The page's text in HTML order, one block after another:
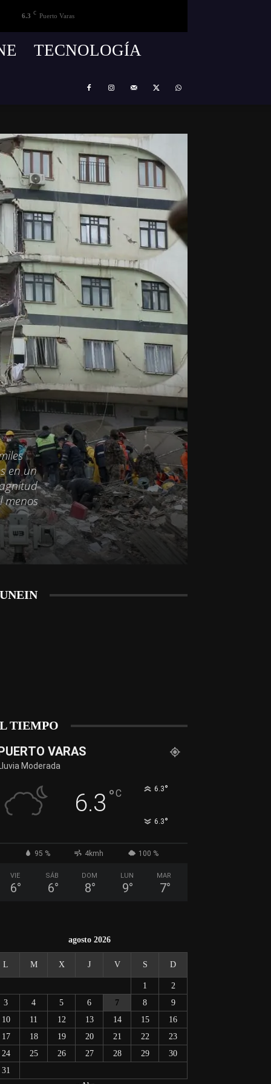
6.3 C Puerto Varas
TECNOLOGÍA
en un
menos
TIEMPO
VARAS
Lluvia Moderada
6.3 °C 6.3°
6.3°
95 % 4kmh 100 %
VIE
6°
SÁB
6°
DOM
8°
LUN
9°
MAR
7°
agosto 2026
L M X J V S D
1
2
3
4 5 6 7 8
9
10
11 12 13 14 15
16
17
18 19 20 21 22
23
24
25 26 27 28 29
30
31